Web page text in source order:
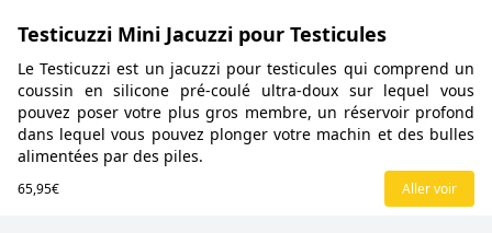
Testicuzzi Mini Jacuzzi pour Testicules
Le Testicuzzi est un jacuzzi pour testicules qui comprend un
coussin en silicone pré-coulé ultra-doux sur lequel vous
pouvez poser votre plus gros membre, un réservoir profond
dans lequel vous pouvez plonger votre machin et des bulles
alimentées par des piles.
65,95€ Aller voir